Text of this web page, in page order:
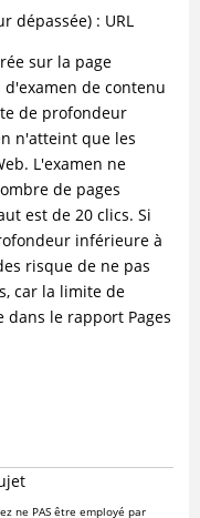
dépassée) : URL
sur la page
de contenu
de profondeur
n'atteint que les
L'examen ne
de pages
est de 20 clics. Si
inférieure à
risque de ne pas
car la limite de
le rapport Pages
ne PAS être employé par